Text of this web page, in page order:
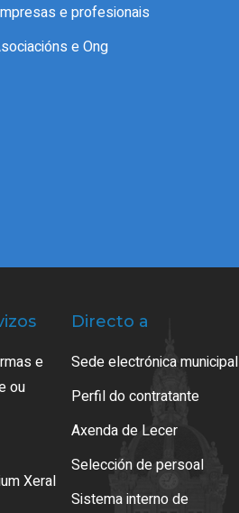
e profesionais
e Ong
e
ou
Xeral
Directo a
Sede electrónica municipal
Perfil do contratante
Axenda de Lecer
Selección de persoal
Sistema interno de